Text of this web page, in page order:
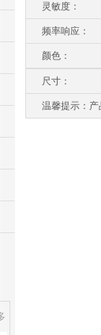
灵敏度：
频率响应：
颜色：
尺寸：
温馨提示：